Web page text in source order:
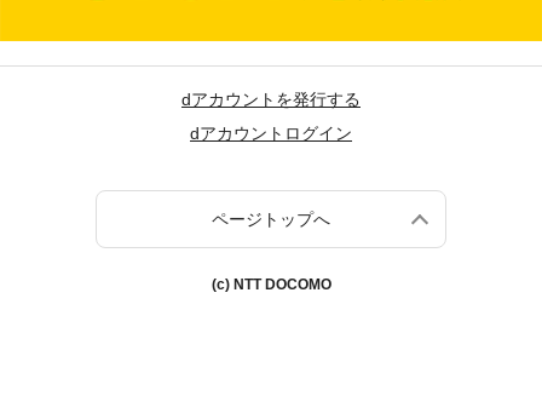
dアカウントを発行する
dアカウントログイン
ページトップへ
(c) NTT DOCOMO